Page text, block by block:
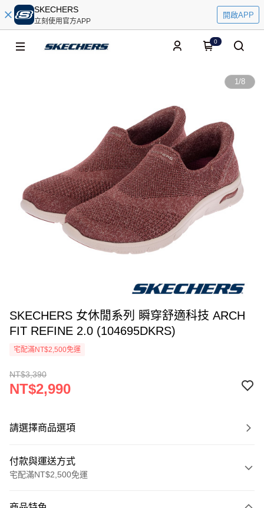
SKECHERS
立刻使用官方APP
開啟APP
0
1/8
SKECHERS 女休閒系列 瞬穿舒適科技 ARCH
FIT REFINE 2.0 (104695DKRS)
宅配滿NT$2,500免運
NT$3,390
NT$2,990
請選擇商品選項
付款與運送方式
宅配滿NT$2,500免運